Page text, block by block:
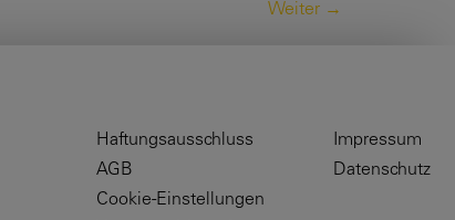
Weiter →
Haftungsausschluss
AGB
Cookie-Einstellungen
Impressum
Datenschutz